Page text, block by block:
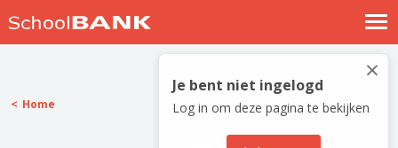
Nostalgische verhalen
Log in
Meld je gratis aan
×
Je bent niet ingelogd
Log in om deze pagina te bekijken
Home